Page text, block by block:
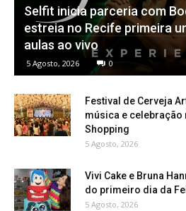
Selfit inicia parceria com
estreia no Recife primeira
aulas ao vivo
5 Agosto, 2026 0
Festival de Cerveja
música e celebração
Shopping
5 Agosto, 2026
Vivi Cake e Bruna
do primeiro dia da
5 Agosto, 2026